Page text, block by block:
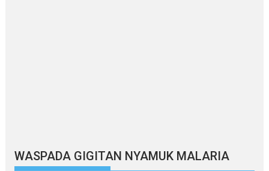
WASPADA GIGITAN NYAMUK MALARIA